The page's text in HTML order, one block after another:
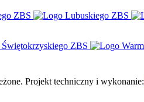
Projekt techniczny i wykonanie: